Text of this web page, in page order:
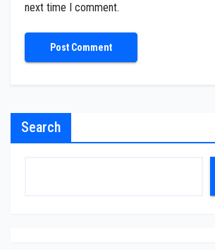
next time I comment.
Search